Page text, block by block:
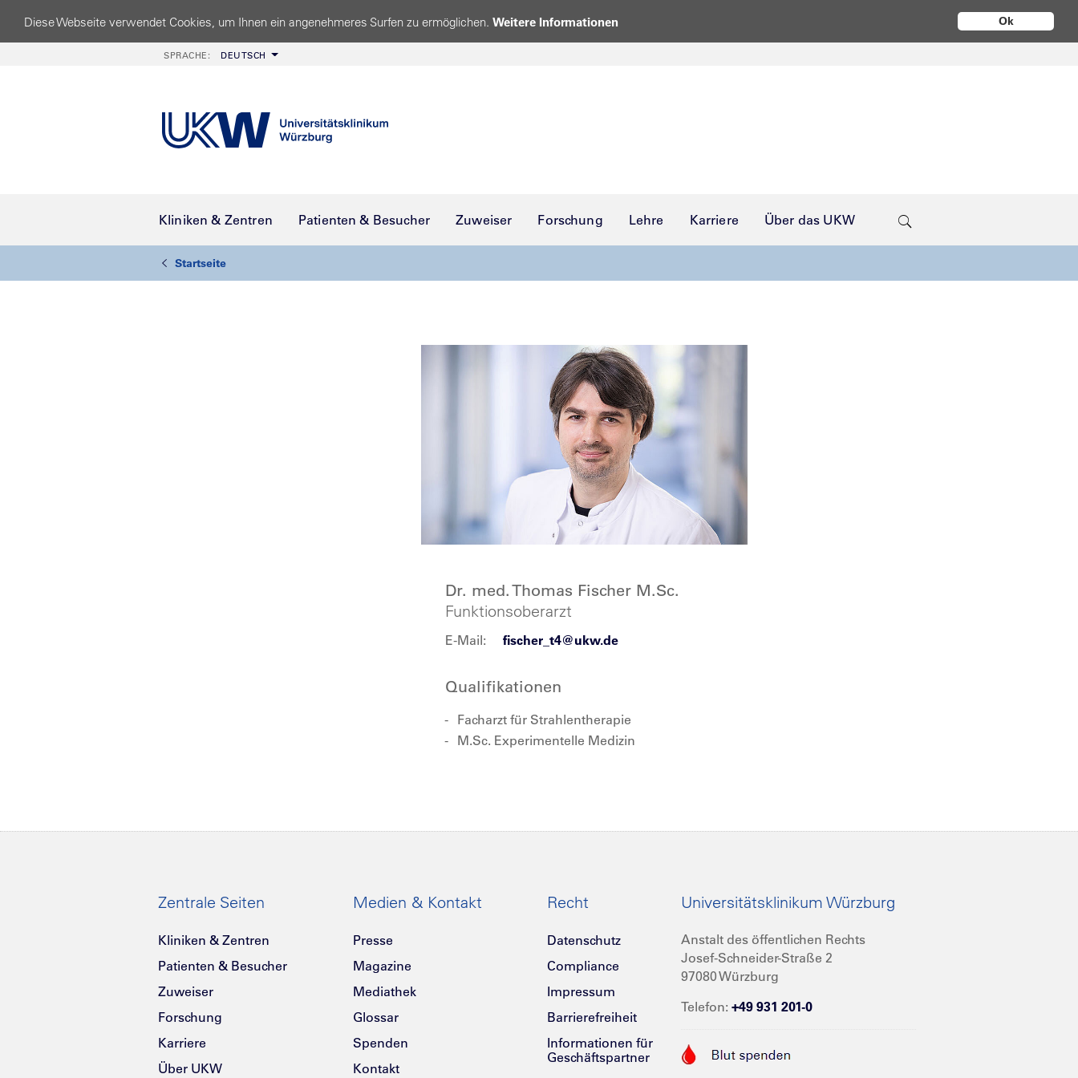
Ok
Diese Webseite verwendet Cookies, um Ihnen ein angenehmeres Surfen zu ermöglichen. Weitere Informationen
SPRACHE: DEUTSCH
Kliniken & Zentren Patienten & Besucher Zuweiser Forschung Lehre Karriere Über das UKW
Startseite
Dr. med. Thomas Fischer M.Sc.
Funktionsoberarzt
E-Mail: fischer_t4@ukw.de
Qualifikationen
Facharzt für Strahlentherapie
M.Sc. Experimentelle Medizin
Zentrale Seiten
Kliniken & Zentren
Patienten & Besucher
Zuweiser
Forschung
Karriere
Über UKW
Medien & Kontakt
Presse
Magazine
Mediathek
Glossar
Spenden
Kontakt
Recht
Datenschutz
Compliance
Impressum
Barrierefreiheit
Informationen für
Geschäftspartner
Universitätsklinikum Würzburg
Anstalt des öffentlichen Rechts
Josef-Schneider-Straße 2
97080 Würzburg
Telefon: +49 931 201-0